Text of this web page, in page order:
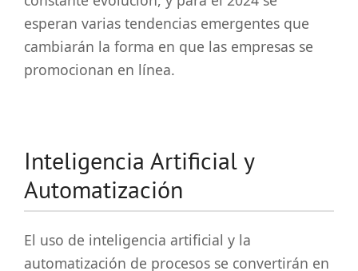
esperan varias tendencias emergentes que
cambiarán la forma en que las empresas se
promocionan en línea.
Inteligencia Artificial y
Automatización
El uso de inteligencia artificial y la
automatización de procesos se convertirán en